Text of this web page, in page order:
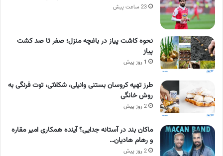
23 ساعت پیش
نحوه کاشت پیاز در باغچه منزل؛ صفر تا صد کشت
پیاز
1 روز پیش
طرز تهیه کروسان بستنی وانیلی، شکلاتی، توت فرنگی به
روش خانگی
2 روز پیش
ماکان بند در آستانه جدایی؟ آینده همکاری امیر مقاره
و رهام هادیان…
2 روز پیش